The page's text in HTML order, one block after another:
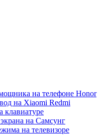
на телефоне Honor
на Xiaomi Redmi
клавиатуре
на Самсунг
на телевизоре